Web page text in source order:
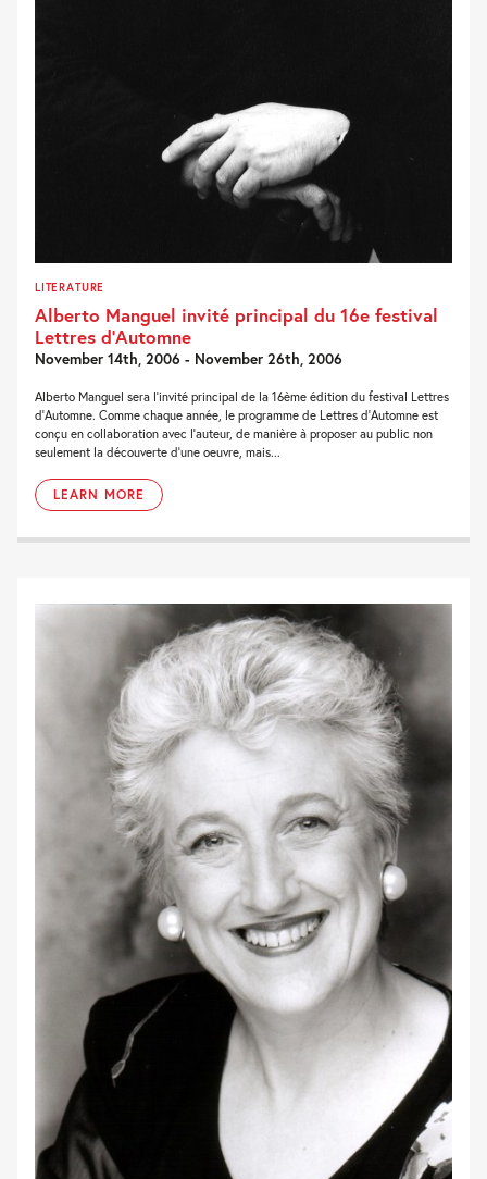
LITERATURE
Alberto Manguel invité principal du 16e festival
Lettres d’Automne
November 14th, 2006 - November 26th, 2006
Alberto Manguel sera l'invité principal de la 16ème édition du festival Lettres
d'Automne. Comme chaque année, le programme de Lettres d'Automne est
conçu en collaboration avec l'auteur, de manière à proposer au public non
seulement la découverte d'une oeuvre, mais...
LEARN MORE